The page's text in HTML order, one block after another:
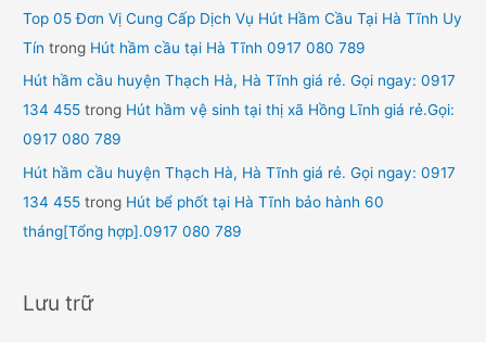
Top 05 Đơn Vị Cung Cấp Dịch Vụ Hút Hầm Cầu Tại Hà Tĩnh Uy
Tín trong Hút hầm cầu tại Hà Tĩnh 0917 080 789
Hút hầm cầu huyện Thạch Hà, Hà Tĩnh giá rẻ. Gọi ngay: 0917
134 455 trong Hút hầm vệ sinh tại thị xã Hồng Lĩnh giá rẻ.Gọi:
0917 080 789
Hút hầm cầu huyện Thạch Hà, Hà Tĩnh giá rẻ. Gọi ngay: 0917
134 455 trong Hút bể phốt tại Hà Tĩnh bảo hành 60
tháng[Tổng hợp].0917 080 789
Lưu trữ